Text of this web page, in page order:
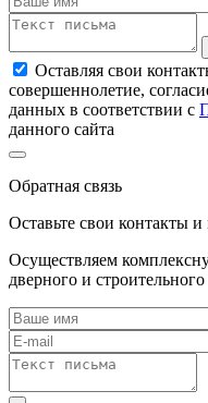
Оставляя свои
совершеннолетие,
данных в соответствии с
данного сайта
Обратная связь
Оставьте свои контакты
Осуществляем
дверного и строительного